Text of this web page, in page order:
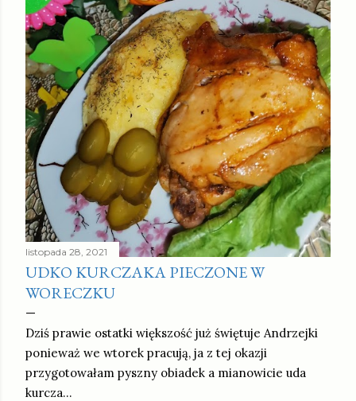
listopada 28, 2021
UDKO KURCZAKA PIECZONE W
WORECZKU
Dziś prawie ostatki większość już świętuje Andrzejki
ponieważ we wtorek pracują, ja z tej okazji
przygotowałam pyszny obiadek a mianowicie uda
kurcza…